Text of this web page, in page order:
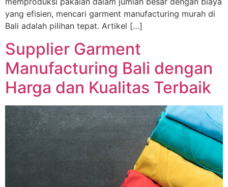
yang efisien, mencari garment manufacturing murah di
Bali adalah pilihan tepat. Artikel […]
Supplier Garment
Manufacturing Bali dengan
Harga dan Kualitas Terbaik